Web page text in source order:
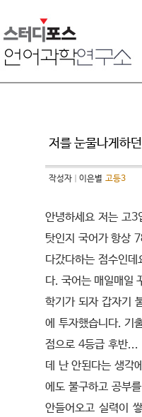
저를 눈물나게하
작성자 이은별 고등3
안녕하세요 저는 고
탓인지 국어가 항상
다갔다하는 점수인
다. 국어는 매일매일
학기가 되자 갑자기
에 투자했습니다. 기
점으로 4등급 후반...
데 난 안된다는 생각
에도 불구하고 공부
안들어오고 실력이